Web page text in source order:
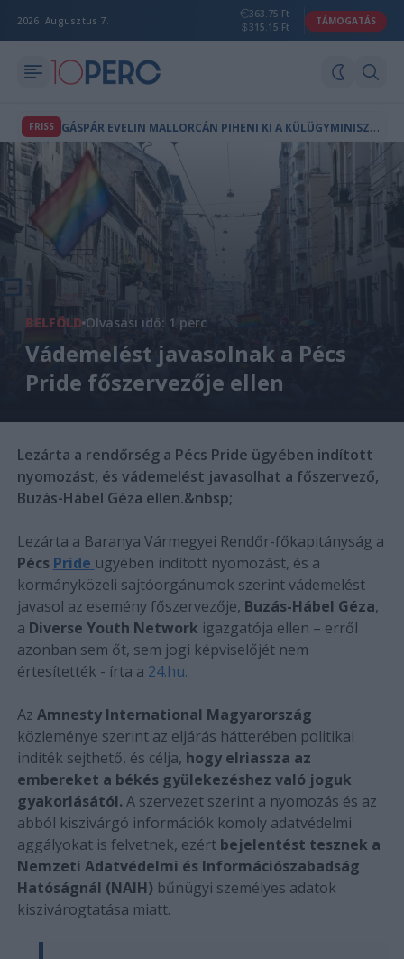
2026. Augusztus 7.
363.75 Ft
315.15 Ft
TÁMOGATÁS
FRISS G
ÁSPÁR EVELIN MALLORCÁN PIHENI KI A KÜLÜGYMINISZTÉRIUMBAN TÖLTÖTT HÓNAPOK FÁRADOZÁSAIT
BELFÖLD Olvasási idő: 1 perc
Vádemelést javasolnak a Pécs
Pride főszervezője ellen
Lezárta a rendőrség a Pécs Pride ügyében indított
nyomozást, és vádemelést javasolhat a főszervező,
Buzás-Hábel Géza ellen.&nbsp;
Lezárta a Baranya Vármegyei Rendőr-főkapitányság a
Pécs Pride ügyében indított nyomozást, és a
kormányközeli sajtóorgánumok szerint vádemelést
javasol az esemény főszervezője, Buzás-Hábel Géza,
a Diverse Youth Network igazgatója ellen – erről
azonban sem őt, sem jogi képviselőjét nem
értesítették - írta a 24.hu.
Az Amnesty International Magyarország
közleménye szerint az eljárás hátterében politikai
indíték sejthető, és célja, hogy elriassza az
embereket a békés gyülekezéshez való joguk
gyakorlásától. A szervezet szerint a nyomozás és az
abból kiszivárgó információk komoly adatvédelmi
aggályokat is felvetnek, ezért bejelentést tesznek a
Nemzeti Adatvédelmi és Információszabadság
Hatóságnál (NAIH) bűnügyi személyes adatok
kiszivárogtatása miatt.